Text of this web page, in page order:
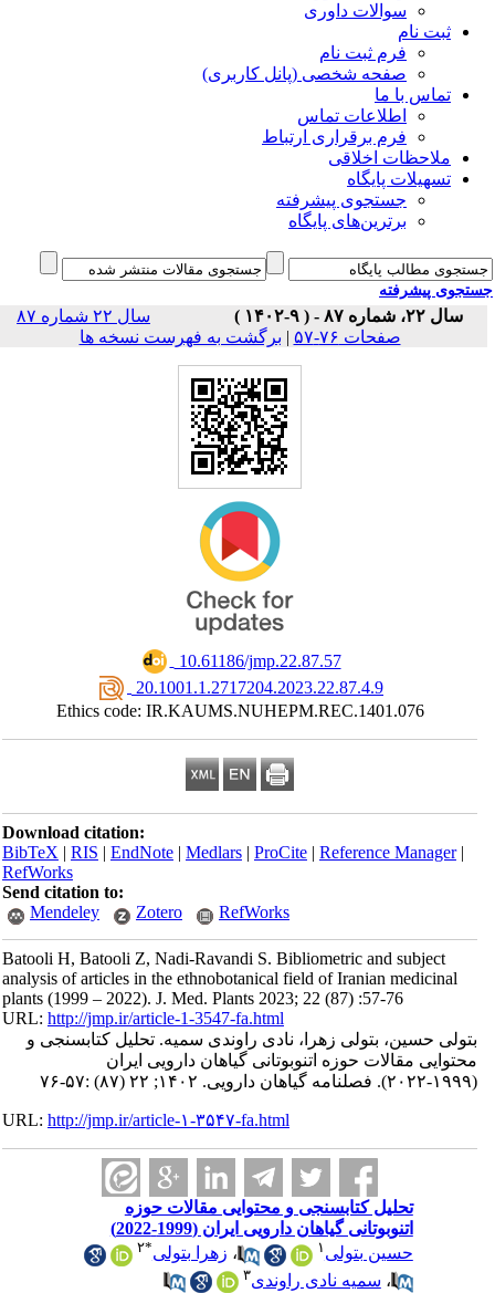
سوالات داوری
ثبت نام
فرم ثبت نام
صفحه شخصی (پانل کاربری)
تماس با ما
اطلاعات تماس
فرم برقراری ارتباط
ملاحظات اخلاقی
تسهیلات پایگاه
جستجوی پیشرفته
برترین‌های پایگاه
پیشرفته
سال ۲۲، شماره ۸۷ - ( ۹-۱۴۰۲ )
سال ۲۲ شماره ۸۷
صفحات ۷۶-۵۷
|برگشت به فهرست نسخه ها
‎ 10.61186/jmp.22.87.57
‎ 20.1001.1.2717204.2023.22.87.4.9
Ethics code: IR.KAUMS.NUHEPM.REC.1401.076
Download citation:
BibTeX|RIS|EndNote|Medlars|ProCite|Reference Manager
RefWorks
Send citation to:
Mendeley
Zotero RefWorks
Batooli H, Batooli Z, Nadi-Ravandi S. Bibliometric and subject
analysis of articles in the ethnobotanical field of Iranian medicinal
plants (1999 – 2022). J. Med. Plants 2023; 22 (87) :57-76
URL:http://jmp.ir/article-1-3547-fa.html
حسین، بتولی زهرا، نادی راوندی سمیه. تحلیل کتابسنجی و
مقالات حوزه اتنوبوتانی گیاهان دارویی ایران
URL:http://jmp.ir/article-۱-۳۵۴۷-fa.html
تحلیل کتابسنجی و محتوایی مقالات حوزه
اتنوبوتانی گیاهان دارویی ایران (1999-2022)
حسین بتولی ۱ ،زهرا بتولی *۲
،سمیه نادی راوندی۳